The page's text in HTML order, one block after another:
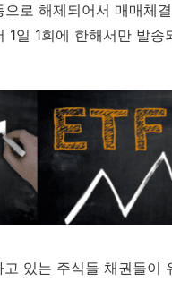
로 해제되어서 매매체
일 1회에 한해서만 발송
있는 주식들 채권들이